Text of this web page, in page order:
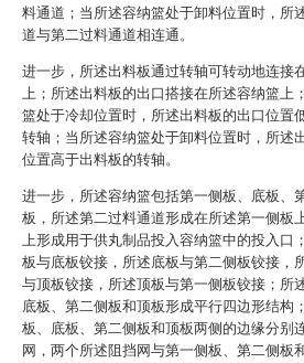
料通道；当所述容纳篮处于卸料位置时，所
道与第二过料通道相连通。
进一步，所述出料板通过转轴可转动地连接
上；所述出料板的出口搭接在所述容纳篮上
篮处于冷却位置时，所述出料板的出口位置
转轴；当所述容纳篮处于卸料位置时，所述
位置高于出料板的转轴。
进一步，所述容纳篮包括第一侧板、底板、
板，所述第二过料通道形成在所述第一侧板
上形成用于供丸制品投入容纳篮中的投入口
板与底板铰接，所述底板与第二侧板铰接，
与顶板铰接，所述顶板与第一侧板铰接；所
底板、第二侧板和顶板形成平行四边形结构
板、底板、第二侧板和顶板两侧的边缘分别
网，两个所述阻挡网与第一侧板、第二侧板